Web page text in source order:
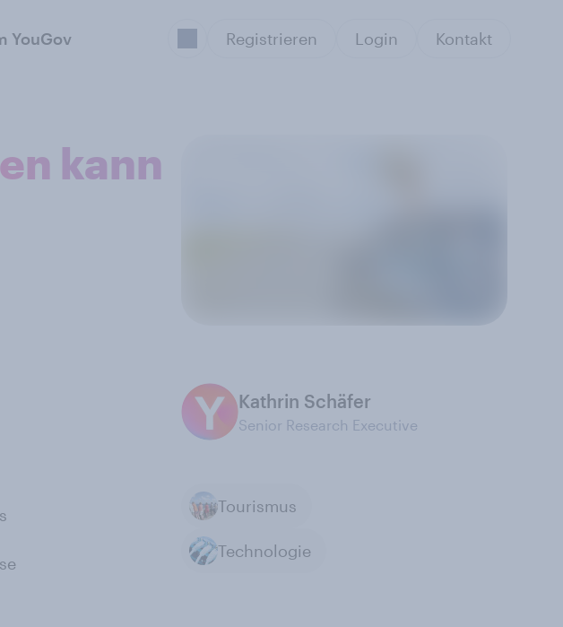
YouGov Registrieren Login Kontakt
kann
Kathrin Schäfer
Senior Research Executive
Tourismus
Technologie